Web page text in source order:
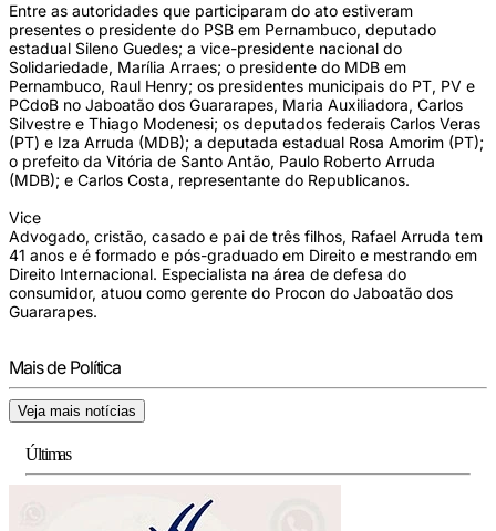
Entre as autoridades que participaram do ato estiveram
presentes o presidente do PSB em Pernambuco, deputado
estadual Sileno Guedes; a vice-presidente nacional do
Solidariedade, Marília Arraes; o presidente do MDB em
Pernambuco, Raul Henry; os presidentes municipais do PT, PV e
PCdoB no Jaboatão dos Guararapes, Maria Auxiliadora, Carlos
Silvestre e Thiago Modenesi; os deputados federais Carlos Veras
(PT) e Iza Arruda (MDB); a deputada estadual Rosa Amorim (PT);
o prefeito da Vitória de Santo Antão, Paulo Roberto Arruda
(MDB); e Carlos Costa, representante do Republicanos.
Vice
Advogado, cristão, casado e pai de três filhos, Rafael Arruda tem
41 anos e é formado e pós-graduado em Direito e mestrando em
Direito Internacional. Especialista na área de defesa do
consumidor, atuou como gerente do Procon do Jaboatão dos
Guararapes.
Mais de Política
Veja mais notícias
Últimas